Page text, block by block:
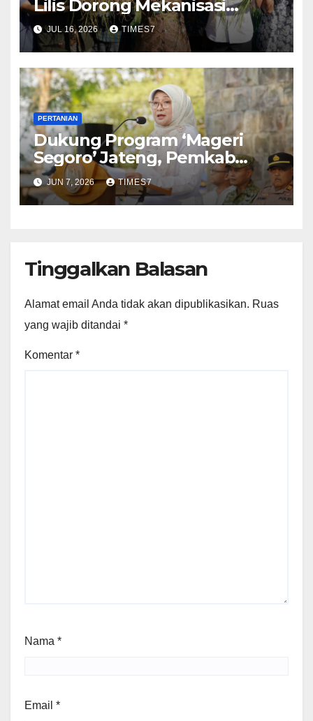
Lilis Dorong Mekanisasi
Pertanian untuk
Kesejahteraan Petani
JUL 16, 2026 TIMES7
PERTANIAN
Dukung Program ‘Mageri
Segoro’ Jateng, Pemkab
Kebumen Gencarkan
Penghijauan Pantai
JUN 7, 2026 TIMES7
Tinggalkan Balasan
Alamat email Anda tidak akan dipublikasikan. Ruas
yang wajib ditandai *
Komentar *
Nama *
Email *